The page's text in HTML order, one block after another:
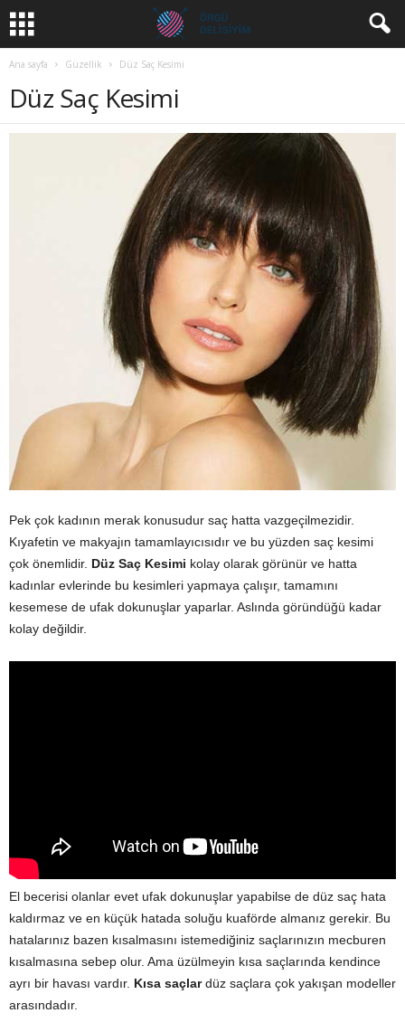
Ana sayfa Güzellik Düz Saç Kesimi
Düz Saç Kesimi
Pek çok kadının merak konusudur saç hatta vazgeçilmezidir.
Kıyafetin ve makyajın tamamlayıcısıdır ve bu yüzden saç kesimi
çok önemlidir. Düz Saç Kesimi kolay olarak görünür ve hatta
kadınlar evlerinde bu kesimleri yapmaya çalışır, tamamını
kesemese de ufak dokunuşlar yaparlar. Aslında göründüğü kadar
kolay değildir.
El becerisi olanlar evet ufak dokunuşlar yapabilse de düz saç hata
kaldırmaz ve en küçük hatada soluğu kuaförde almanız gerekir. Bu
hatalarınız bazen kısalmasını istemediğiniz saçlarınızın mecburen
kısalmasına sebep olur. Ama üzülmeyin kısa saçlarında kendince
ayrı bir havası vardır. Kısa saçlardüz saçlara çok yakışan modeller
arasındadır.